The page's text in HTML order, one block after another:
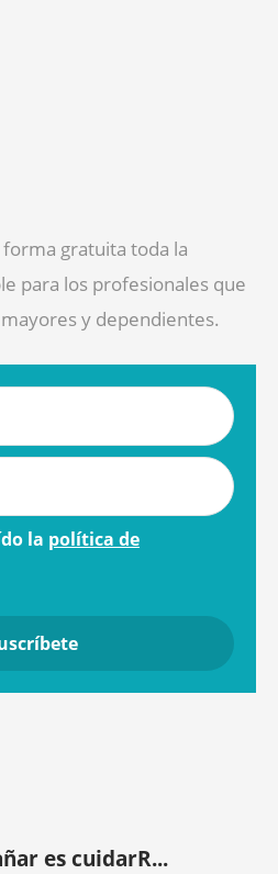
gratuita toda la
para los profesionales que
y dependientes.
la política de
es cuidarR...